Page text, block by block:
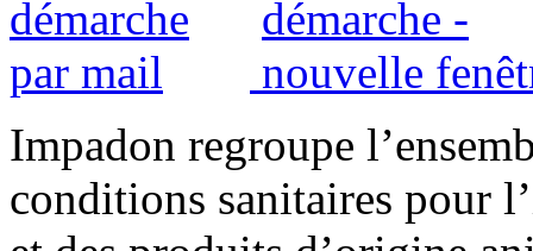
Impadon regroupe
conditions sanitaires pour